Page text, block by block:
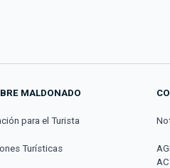
MALDONADO
para el Turista
Turísticas